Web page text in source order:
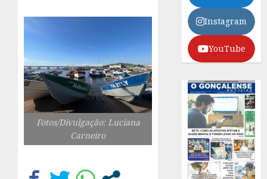
Fotos/Divulgação: Luciana
Carneiro
Instagram
YouTube